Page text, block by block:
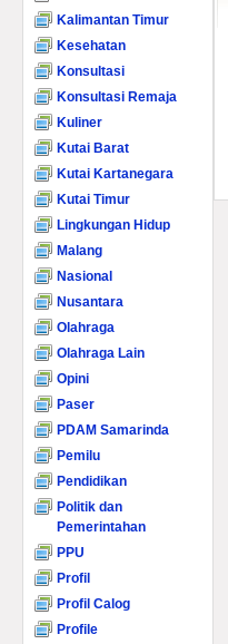
Kalimantan Timur
Kesehatan
Konsultasi
Konsultasi Remaja
Kuliner
Kutai Barat
Kutai Kartanegara
Kutai Timur
Lingkungan Hidup
Malang
Nasional
Nusantara
Olahraga
Olahraga Lain
Opini
Paser
PDAM Samarinda
Pemilu
Pendidikan
Politik dan
Pemerintahan
PPU
Profil
Profil Calog
Profile